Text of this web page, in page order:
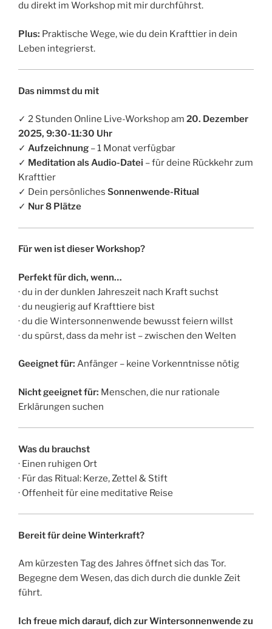
du direkt im Workshop mit mir durchführst.
Plus: Praktische Wege, wie du dein Krafttier in dein
Leben integrierst.
Das nimmst du mit
✓ 2 Stunden Online Live-Workshop am 20. Dezember
2025, 9:30-11:30 Uhr
✓ Aufzeichnung – 1 Monat verfügbar
✓ Meditation als Audio-Datei – für deine Rückkehr zum
Krafttier
✓ Dein persönliches Sonnenwende-Ritual
✓ Nur 8 Plätze
Für wen ist dieser Workshop?
Perfekt für dich, wenn…
· du in der dunklen Jahreszeit nach Kraft suchst
· du neugierig auf Krafttiere bist
· du die Wintersonnenwende bewusst feiern willst
· du spürst, dass da mehr ist – zwischen den Welten
Geeignet für: Anfänger – keine Vorkenntnisse nötig
Nicht geeignet für: Menschen, die nur rationale
Erklärungen suchen
Was du brauchst
· Einen ruhigen Ort
· Für das Ritual: Kerze, Zettel & Stift
· Offenheit für eine meditative Reise
Bereit für deine Winterkraft?
Am kürzesten Tag des Jahres öffnet sich das Tor.
Begegne dem Wesen, das dich durch die dunkle Zeit
führt.
Ich freue mich darauf, dich zur Wintersonnenwende zu